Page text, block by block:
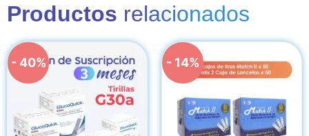
Productos relacionados
- 40% - 14%